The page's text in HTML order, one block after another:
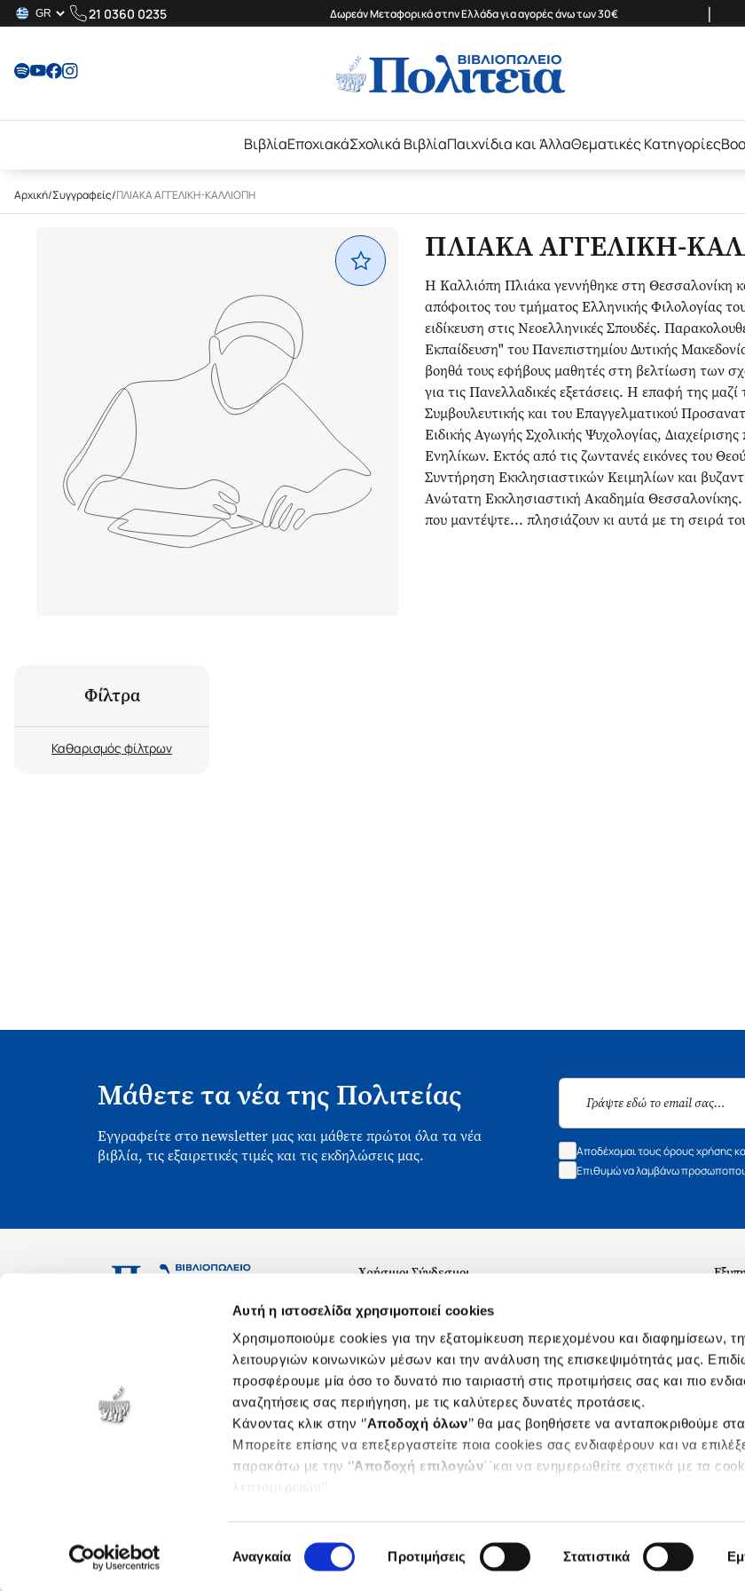
Αυτή η ιστοσελίδα χρησιμοποιεί cookies
Χρησιμοποιούμε cookies για την εξατομίκευση περιεχομένου και διαφημίσεων,
λειτουργιών κοινωνικών μέσων και την ανάλυση της επισκεψιμότητάς μας.
προσφέρουμε μία όσο το δυνατό πιο ταιριαστή στις προτιμήσεις σας και πιο
αναζητήσεις σας περιήγηση, με τις καλύτερες δυνατές προτάσεις.
Κάνοντας κλικ στην ‘’Αποδοχή όλων’’ θα μας βοηθήσετε να ανταποκριθούμε
Μπορείτε επίσης να επεξεργαστείτε ποια cookies σας ενδιαφέρουν και να
παρακάτω με την ‘’Αποδοχή επιλογών΄΄και να ενημερωθείτε σχετικά με τα
λεπτομερειών’’.
συγκατάθεσης
Αναγκαία Προτιμήσεις Στατιστικά
21 0360 0235 Δωρεάν Μεταφορικά στην Ελλάδα για αγορές άνω των 30€ |
ΒιβλίαΕποχιακάΣχολικά ΒιβλίαΠαιχνίδια και ΆλλαΘεματικές Κατηγορίες
Αρχική/Συγγραφείς/ΠΛΙΑΚΑ ΑΓΓΕΛΙΚΗ-ΚΑΛΛΙΟΠΗ
ΠΛΙΑΚΑ ΑΓΓΕΛΙΚΗ-
Η Καλλιόπη Πλιάκα γεννήθηκε στη Θεσσαλονίκη
απόφοιτος του τμήματος Ελληνικής Φιλολογίας
ειδίκευση στις Νεοελληνικές Σπουδές.
Εκπαίδευση" του Πανεπιστημίου Δυτικής
βοηθά τους εφήβους μαθητές στη βελτίωση των
για τις Πανελλαδικές εξετάσεις. Η επαφή της
Συμβουλευτικής και του Επαγγελματικού
Ειδικής Αγωγής Σχολικής Ψυχολογίας,
Ενηλίκων. Εκτός από τις ζωντανές εικόνες του
Συντήρηση Εκκλησιαστικών Κειμηλίων και
Ανώτατη Εκκλησιαστική Ακαδημία
που μαντέψτε... πλησιάζουν κι αυτά με τη σειρά
Φίλτρα
Καθαρισμός
Μάθετε τα νέα της Πολιτείας
Εγγραφείτε στο newsletter μας και μάθετε πρώτοι όλα τα νέα
βιβλία, τις εξαιρετικές τιμές και τις εκδηλώσεις μας.
Αποδέχομαι τους όρους χρήσης
Επιθυμώ να λαμβάνω
Ασκληπιού 1-3, Αθήνα 106 79
Χρήσιμοι Σύνδεσμοι
Σχετικά με εμάς
Θέσεις Εργασίας
Οδηγίες για τις "Λίστες Επιθυμητών" και τη Βιβλιοθήκη
Οδηγίες Χρήσης Αναζήτησης
Νόμος Ενιαίας Τιμής Βιβλίων
Cookies
B2B
politeianet.gr All rights reserved. Designed & Developed bySleed